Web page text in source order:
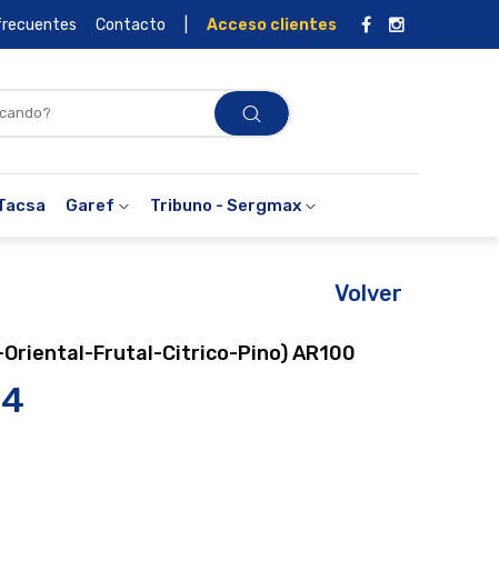
Contacto Acceso clientes
Garef Tribuno - Sergmax
Volver
Frutal-Citrico-Pino) AR100